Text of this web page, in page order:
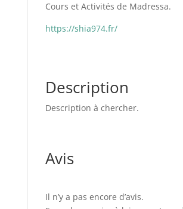
Cours et Activités de Madressa.
https://shia974.fr/
Description
Description à chercher.
Avis
Il n’y a pas encore d’avis.